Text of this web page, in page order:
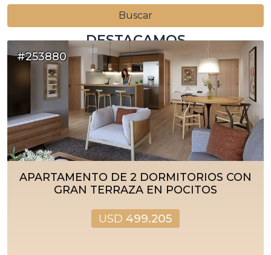
DESTACAMOS
#253880
APARTAMENTO DE 2 DORMITORIOS CON
GRAN TERRAZA EN POCITOS
USD 499.205